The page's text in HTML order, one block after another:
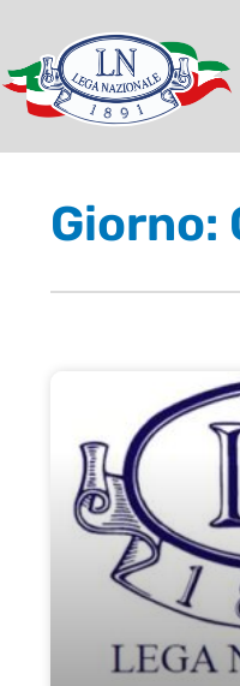
Giorno: